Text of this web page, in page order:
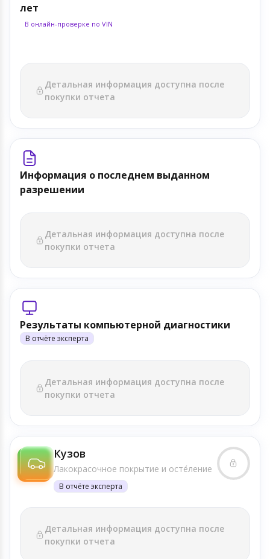
лет
В онлайн-проверке по VIN
Детальная информация доступна после
покупки отчета
Информация о последнем выданном
разрешении
Детальная информация доступна после
покупки отчета
Результаты компьютерной диагностики
В отчёте эксперта
Детальная информация доступна после
покупки отчета
Кузов
Лакокрасочное покрытие и осте́ление
В отчёте эксперта
Детальная информация доступна после
покупки отчета